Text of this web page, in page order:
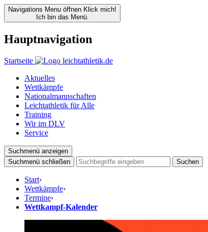
Navigations Menu öffnen Klick mich!
Ich bin das Menü.
Hauptnavigation
Startseite
Aktuelles
Wettkämpfe
Nationalmannschaften
Leichtathletik für Alle
Training
Wir im DLV
Service
Suchmenü anzeigen
Suchmenü schließen
Suchen
Start›
Wettkämpfe›
Termine›
Wettkampf-Kalender